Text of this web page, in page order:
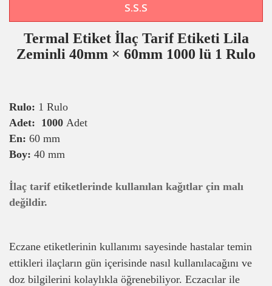
S.S.S
Termal Etiket İlaç Tarif Etiketi Lila
Zeminli 40mm × 60mm 1000 lü 1 Rulo
Rulo: 1 Rulo
Adet: 1000 Adet
En: 60 mm
Boy: 40 mm
İlaç tarif etiketlerinde kullanılan kağıtlar çin malı
değildir.
Eczane etiketlerinin kullanımı sayesinde hastalar temin
ettikleri ilaçların gün içerisinde nasıl kullanılacağını ve
doz bilgilerini kolaylıkla öğrenebiliyor. Eczacılar ile